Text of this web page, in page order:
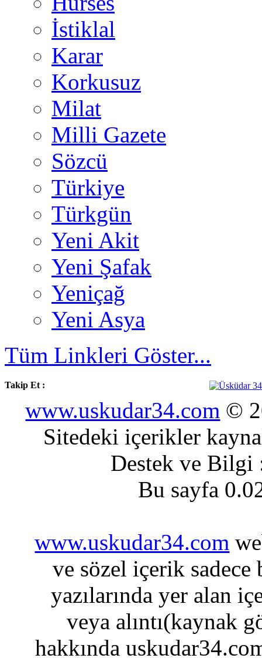
İstiklal
Karar
Korkusuz
Milat
Milli Gazete
Sözcü
Türkiye
Türkgün
Yeni Akit
Yeni Şafak
Yeniçağ
Yeni Asya
Tüm Linkleri Göster...
Takip Et :
www.uskudar34.com ©
Sitedeki içerikler
Destek ve
Bu sayfa
www.uskudar34.com
ve sözel içerik sadece
yazılarında yer alan
veya alıntı(kaynak
hakkında